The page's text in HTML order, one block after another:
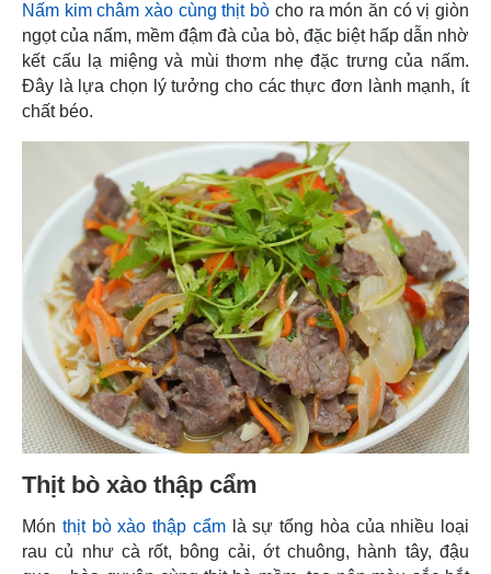
Nấm kim châm xào cùng thịt bò cho ra món ăn có vị giòn
ngọt của nấm, mềm đậm đà của bò, đặc biệt hấp dẫn nhờ
kết cấu lạ miệng và mùi thơm nhẹ đặc trưng của nấm.
Đây là lựa chọn lý tưởng cho các thực đơn lành mạnh, ít
chất béo.
Thịt bò xào thập cẩm
Món thịt bò xào thập cẩmlà sự tổng hòa của nhiều loại
rau củ như cà rốt, bông cải, ớt chuông, hành tây, đậu